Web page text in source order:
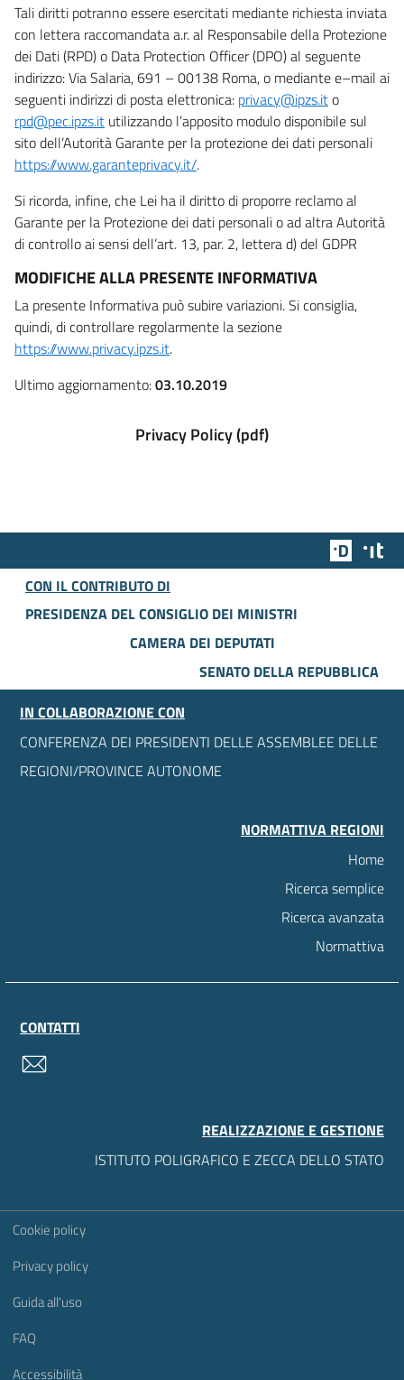
Tali diritti potranno essere esercitati mediante richiesta inviata
con lettera raccomandata a.r. al Responsabile della Protezione
dei Dati (RPD) o Data Protection Officer (DPO) al seguente
indirizzo: Via Salaria, 691 – 00138 Roma, o mediante e–mail ai
seguenti indirizzi di posta elettronica: privacy@ipzs.ito
rpd@pec.ipzs.it utilizzando l’apposito modulo disponibile sul
sito dell’Autorità Garante per la protezione dei dati personali
https://www.garanteprivacy.it/.
Si ricorda, infine, che Lei ha il diritto di proporre reclamo al
Garante per la Protezione dei dati personali o ad altra Autorità
di controllo ai sensi dell’art. 13, par. 2, lettera d) del GDPR
MODIFICHE ALLA PRESENTE INFORMATIVA
La presente Informativa può subire variazioni. Si consiglia,
quindi, di controllare regolarmente la sezione
https://www.privacy.ipzs.it.
Ultimo aggiornamento:03.10.2019
Privacy Policy (pdf)
Team
CON IL CONTRIBUTO DI
PRESIDENZA DEL CONSIGLIO DEI MINISTRI
CAMERA DEI DEPUTATI
SENATO DELLA REPUBBLICA
IN COLLABORAZIONE CON
CONFERENZA DEI PRESIDENTI DELLE ASSEMBLEE DELLE
REGIONI/PROVINCE AUTONOME
NORMATTIVA REGIONI
Home
Ricerca semplice
Ricerca avanzata
Normattiva
CONTATTI
REALIZZAZIONE E GESTIONE
ISTITUTO POLIGRAFICO E ZECCA DELLO STATO
Sezione Link Utili
Cookie policy
Privacy policy
Guida all'uso
FAQ
Accessibilità